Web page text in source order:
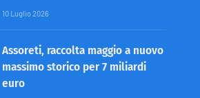
10 Luglio 2026
Assoreti, raccolta maggio a nuovo
massimo storico per 7 miliardi
euro